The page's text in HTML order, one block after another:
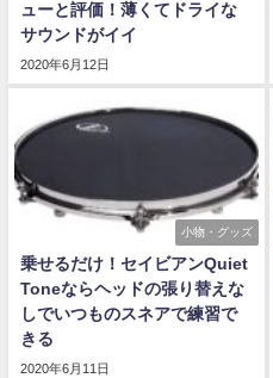
ューと評価！薄くてドライな
サウンドがイイ
2020年6月12日
小物・グッズ
乗せるだけ！セイビアンQuiet
Toneならヘッドの張り替えな
しでいつものスネアで練習で
きる
2020年6月11日